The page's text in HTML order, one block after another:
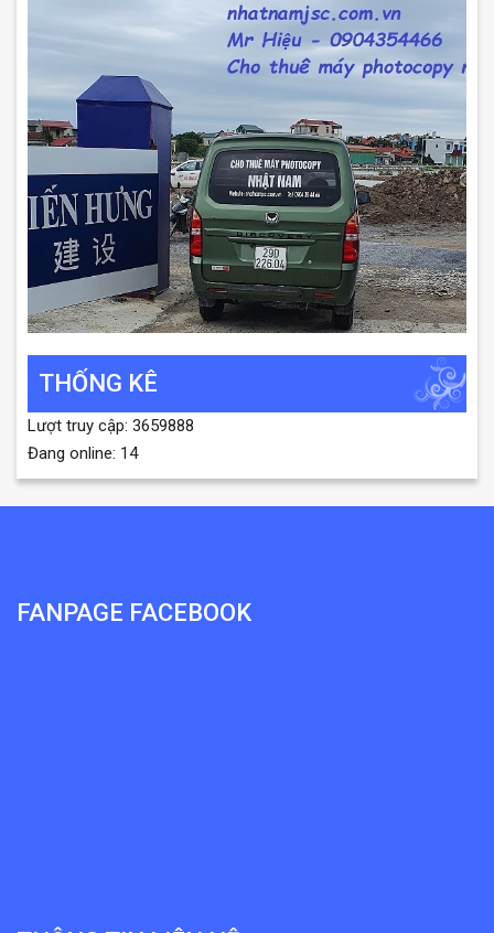
THỐNG KÊ
Lượt truy cập: 3659888
Đang online: 14
FANPAGE FACEBOOK